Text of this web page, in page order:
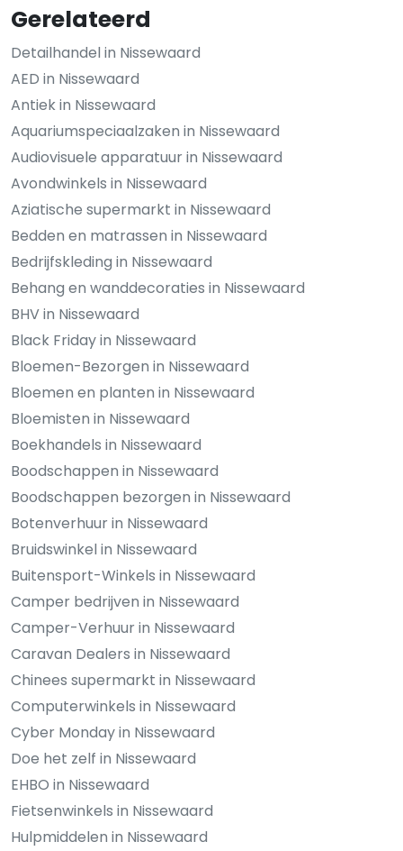
Gerelateerd
Detailhandel in Nissewaard
AED in Nissewaard
Antiek in Nissewaard
Aquariumspeciaalzaken in Nissewaard
Audiovisuele apparatuur in Nissewaard
Avondwinkels in Nissewaard
Aziatische supermarkt in Nissewaard
Bedden en matrassen in Nissewaard
Bedrijfskleding in Nissewaard
Behang en wanddecoraties in Nissewaard
BHV in Nissewaard
Black Friday in Nissewaard
Bloemen-Bezorgen in Nissewaard
Bloemen en planten in Nissewaard
Bloemisten in Nissewaard
Boekhandels in Nissewaard
Boodschappen in Nissewaard
Boodschappen bezorgen in Nissewaard
Botenverhuur in Nissewaard
Bruidswinkel in Nissewaard
Buitensport-Winkels in Nissewaard
Camper bedrijven in Nissewaard
Camper-Verhuur in Nissewaard
Caravan Dealers in Nissewaard
Chinees supermarkt in Nissewaard
Computerwinkels in Nissewaard
Cyber Monday in Nissewaard
Doe het zelf in Nissewaard
EHBO in Nissewaard
Fietsenwinkels in Nissewaard
Hulpmiddelen in Nissewaard